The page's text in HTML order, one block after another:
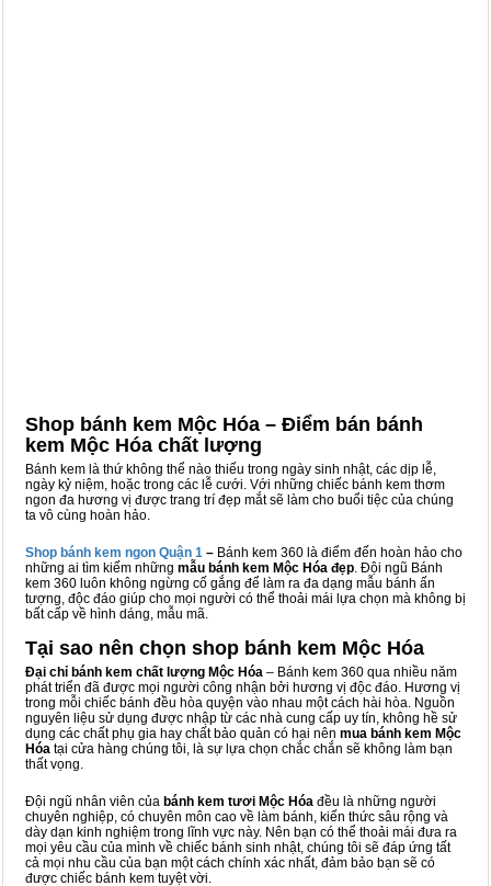
Shop bánh kem Mộc Hóa – Điểm bán bánh
kem Mộc Hóa chất lượng
Bánh kem là thứ không thể nào thiếu trong ngày sinh nhật, các dịp lễ,
ngày kỷ niệm, hoặc trong các lễ cưới. Với những chiếc bánh kem thơm
ngon đa hương vị được trang trí đẹp mắt sẽ làm cho buổi tiệc của chúng
ta vô cùng hoàn hảo.
Shop bánh kem ngon Quận 1 – Bánh kem 360 là điểm đến hoàn hảo cho
những ai tìm kiếm những mẫu bánh kem Mộc Hóa đẹp. Đội ngũ Bánh
kem 360 luôn không ngừng cố gắng để làm ra đa dạng mẫu bánh ấn
tượng, độc đáo giúp cho mọi người có thể thoải mái lựa chọn mà không bị
bất cấp về hình dáng, mẫu mã.
Tại sao nên chọn shop bánh kem Mộc Hóa
Đại chỉ bánh kem chất lượng Mộc Hóa – Bánh kem 360 qua nhiều năm
phát triển đã được mọi người công nhận bởi hương vị độc đáo. Hương vị
trong mỗi chiếc bánh đều hòa quyện vào nhau một cách hài hòa. Nguồn
nguyên liệu sử dụng được nhập từ các nhà cung cấp uy tín, không hề sử
dụng các chất phụ gia hay chất bảo quản có hại nên mua bánh kem Mộc
Hóa tại cửa hàng chúng tôi, là sự lựa chọn chắc chắn sẽ không làm bạn
thất vọng.
Đội ngũ nhân viên của bánh kem tươi Mộc Hóa đều là những người
chuyên nghiệp, có chuyên môn cao về làm bánh, kiến thức sâu rộng và
dày dạn kinh nghiệm trong lĩnh vực này. Nên bạn có thể thoải mái đưa ra
mọi yêu cầu của mình về chiếc bánh sinh nhật, chúng tôi sẽ đáp ứng tất
cả mọi nhu cầu của bạn một cách chính xác nhất, đảm bảo bạn sẽ có
được chiếc bánh kem tuyệt vời.